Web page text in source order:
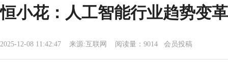
恒小花：人工智能行业趋势变革
2025-12-08 11:42:47 来源:互联网 阅读量：9014 会员投稿